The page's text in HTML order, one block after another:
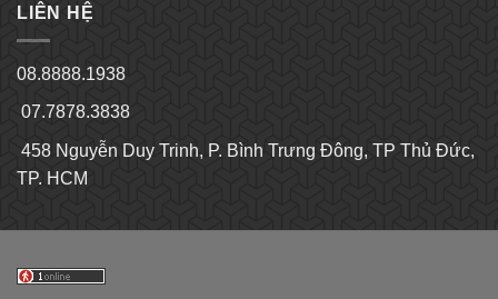
LIÊN HỆ
08.8888.1938
07.7878.3838
458 Nguyễn Duy Trinh, P. Bình Trưng Đông, TP Thủ Đức,
TP. HCM